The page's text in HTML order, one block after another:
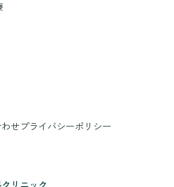
せプライバシーポリシー